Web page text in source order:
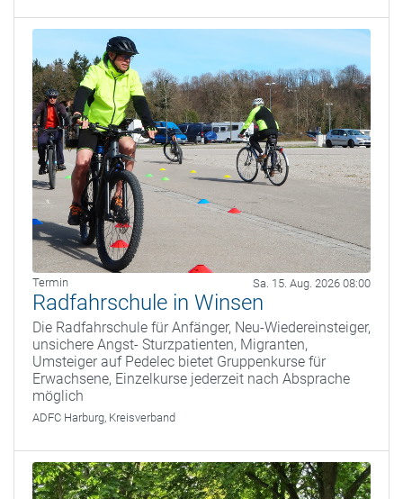
Termin Sa. 15. Aug. 2026 08:00
Radfahrschule in Winsen
Die Radfahrschule für Anfänger, Neu-Wiedereinsteiger,
unsichere Angst- Sturzpatienten, Migranten,
Umsteiger auf Pedelec bietet Gruppenkurse für
Erwachsene, Einzelkurse jederzeit nach Absprache
möglich
ADFC Harburg, Kreisverband